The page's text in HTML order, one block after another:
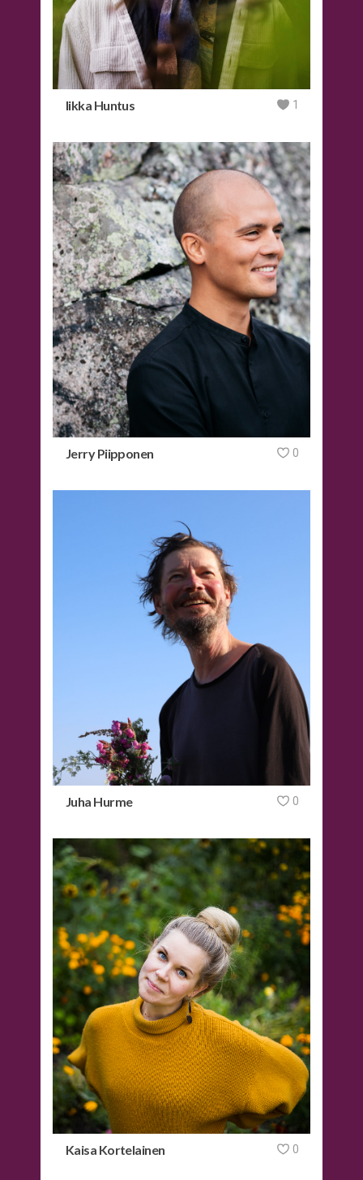
Iikka Huntus 1
Jerry Piipponen 0
Juha Hurme 0
Kaisa Kortelainen 0